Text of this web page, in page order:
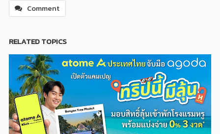
Comment
RELATED TOPICS